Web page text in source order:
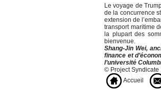
Le voyage de
de la concurrence
extension de
transport maritime
la plupart des
bienvenue.
Shang-Jin Wei,
finance et
l’université
© Project Syndicate
Accueil